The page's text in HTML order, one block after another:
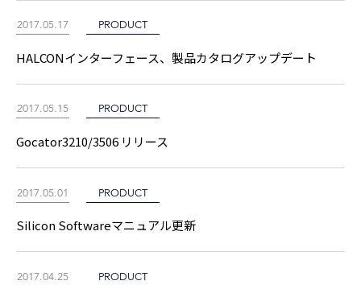
2017.05.17 PRODUCT
HALCONインターフェース、製品カタログアップデート
2017.05.15 PRODUCT
Gocator3210/3506 リリース
2017.05.01 PRODUCT
Silicon Softwareマニュアル更新
2017.04.25 PRODUCT